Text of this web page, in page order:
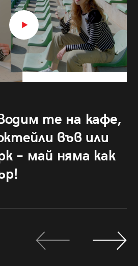
те на кафе,
във или
– май няма как